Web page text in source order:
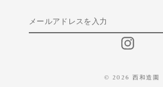
© 2026 西和造園